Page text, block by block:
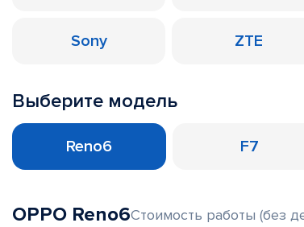
Sony ZTE
Выберите модель
Reno6 F7
OPPO Reno6Стоимость работы (без